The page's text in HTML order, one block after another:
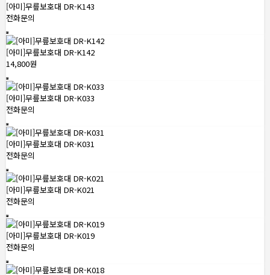
[아미]무릎보호대 DR-K143
전화문의
[아미]무릎보호대 DR-K142
14,800원
[아미]무릎보호대 DR-K033
전화문의
[아미]무릎보호대 DR-K031
전화문의
[아미]무릎보호대 DR-K021
전화문의
[아미]무릎보호대 DR-K019
전화문의